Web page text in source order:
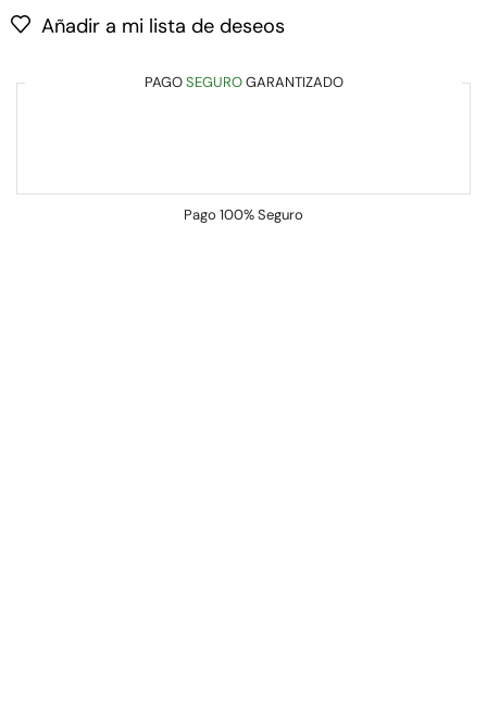
Añadir a mi lista de deseos
PAGOSEGUROGARANTIZADO
Pago 100% Seguro